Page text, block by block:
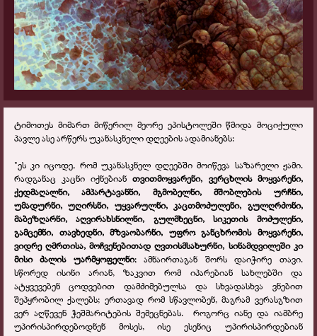
ტიმოთეს მიმართ მიწერილ მეორე ეპისტოლეში წმიდა მოციქული
პავლე ასე არწერს უკანასკნელი დღეების ადამიანებს:
"ეს კი იცოდე, რომ უკანასკნელ დღეებში მოიწევა საზარელი ჟამი.
რადგანაც კაცნი იქნებიანთვითმოყვარენი, ვერცხლის მოყვარენი,
ქედმაღალნი, ამპარტავანნი, მგმობელნი, მშობლების ურჩნი,
უმადურნი, უღირსნი, უყვარულნი,კაცთმოძულენი, გულღრძონი,
მაბეზღარნი, აღვირახსნილნი, გულმხეცნი, სიკეთის მოძულენი,
გამცემნი, თავხედნი, მზვაობარნი, უფრო განცხრომის მოყვარენი,
ვიდრე ღმრთისა, მოჩვენებითად ღვთისმსახურნი, სინამდვილეში კი
მისი ძალის უარმყოფელნი; ამნაირთაგან შორს დაიჭირე თავი.
სწორედ ისინი არიან, ზაკვით რომ იპარებიან სახლებში და
ატყვევებენ ცოდვებით დამძიმებულსა და სხვადასხვა ვნებით
შეპყრობილ ქალებს; ერთავად რომ სწავლობენ, მაგრამ ვერასგზით
ვერ აღწევენ ჭეშმარიტების შემეცნებას.
როგორც იანე და იამბრე
უპირისპირდებოდნენ მოსეს, ისე ესენიც უპირისპირდებიან